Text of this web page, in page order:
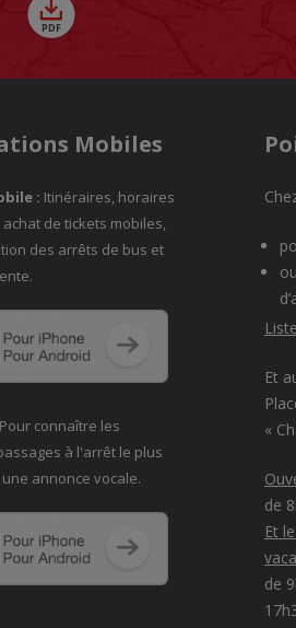
Mobiles
: Itinéraires, horaires
de tickets mobiles,
des arrêts de bus et
Pour connaître les
à l'arrêt le plus
annonce vocale.
Et
«
de
Et
de